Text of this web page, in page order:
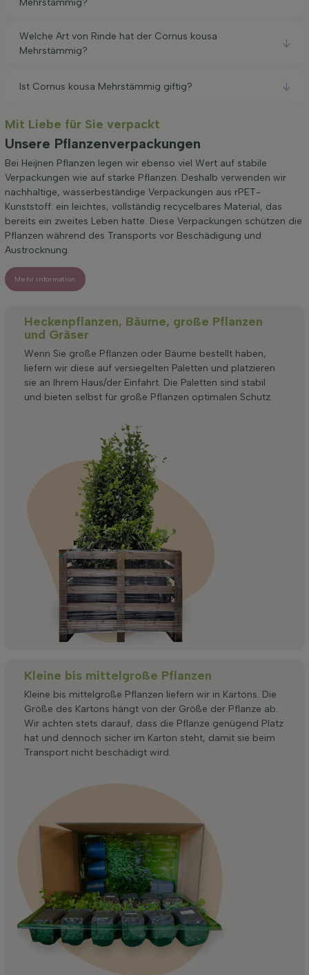
Welche Art von Rinde hat der Cornus kousa
Mehrstämmig?
Ist Cornus kousa Mehrstämmig giftig?
Mit Liebe für Sie verpackt
Unsere Pflanzenverpackungen
Bei Heijnen Pflanzen legen wir ebenso viel Wert auf stabile
Verpackungen wie auf starke Pflanzen. Deshalb verwenden wir
nachhaltige, wasserbeständige Verpackungen aus rPET-
Kunststoff: ein leichtes, vollständig recycelbares Material, das
bereits ein zweites Leben hatte. Diese Verpackungen schützen die
Pflanzen während des Transports vor Beschädigung und
Austrocknung.
Mehr information
Heckenpflanzen, Bäume, große Pflanzen
und Gräser
Wenn Sie große Pflanzen oder Bäume bestellt haben,
liefern wir diese auf versiegelten Paletten und platzieren
sie an Ihrem Haus/der Einfahrt. Die Paletten sind stabil
und bieten selbst für große Pflanzen optimalen Schutz.
Kleine bis mittelgroße Pflanzen
Kleine bis mittelgroße Pflanzen liefern wir in Kartons. Die
Größe des Kartons hängt von der Größe der Pflanze ab.
Wir achten stets darauf, dass die Pflanze genügend Platz
hat und dennoch sicher im Karton steht, damit sie beim
Transport nicht beschädigt wird.